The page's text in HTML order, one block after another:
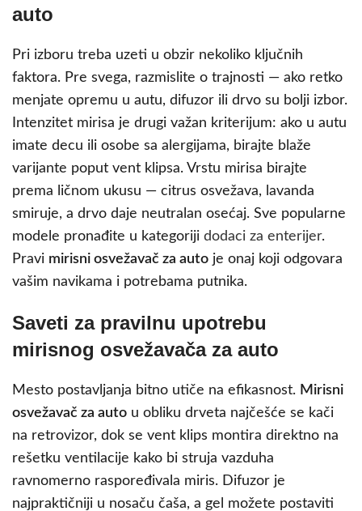
auto
Pri izboru treba uzeti u obzir nekoliko ključnih
faktora. Pre svega, razmislite o trajnosti — ako retko
menjate opremu u autu, difuzor ili drvo su bolji izbor.
Intenzitet mirisa je drugi važan kriterijum: ako u autu
imate decu ili osobe sa alergijama, birajte blaže
varijante poput vent klipsa. Vrstu mirisa birajte
prema ličnom ukusu — citrus osvežava, lavanda
smiruje, a drvo daje neutralan osećaj. Sve popularne
modele pronađite u kategoriji dodaci za enterijer.
Pravi mirisni osvežavač za auto je onaj koji odgovara
vašim navikama i potrebama putnika.
Saveti za pravilnu upotrebu
mirisnog osvežavača za auto
Mesto postavljanja bitno utiče na efikasnost. Mirisni
osvežavač za auto u obliku drveta najčešće se kači
na retrovizor, dok se vent klips montira direktno na
rešetku ventilacije kako bi struja vazduha
ravnomerno raspoređivala miris. Difuzor je
najpraktičniji u nosaču čaša, a gel možete postaviti